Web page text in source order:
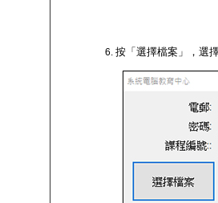
按「選擇檔案」，選